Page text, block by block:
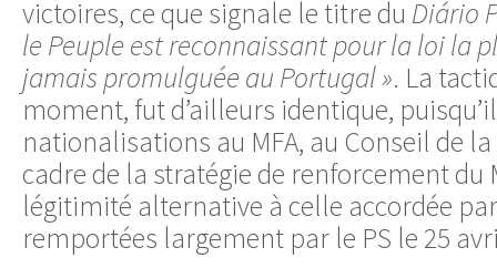
victoires, ce que signale le titre du Diário
le Peuple est reconnaissant pour la loi la
jamais promulguée au Portugal ». La
moment, fut d’ailleurs identique,
nationalisations au MFA, au Conseil de
cadre de la stratégie de renforcement du
légitimité alternative à celle accordée
remportées largement par le PS le 25